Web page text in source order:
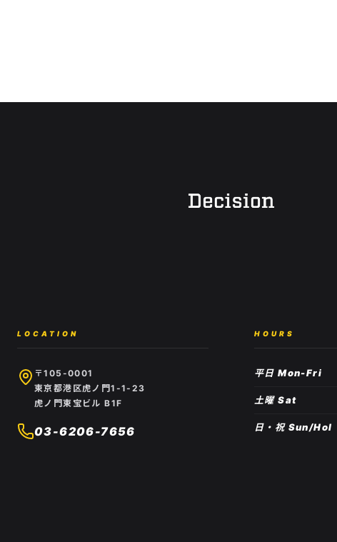
LOCATION
〒105-0001
東京都港区虎ノ門1-1-23
虎ノ門東宝ビル B1F
03-6206-7656
HOURS
平日 Mon-Fri
土曜 Sat
日・祝 Sun/Hol